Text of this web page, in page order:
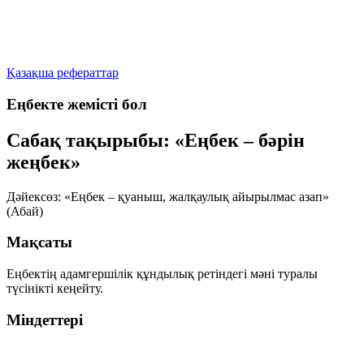
Қазақша рефераттар
Еңбекте жемісті бол
Сабақ тақырыбы: «Еңбек – бәрін
жеңбек»
Дәйексөз: «Еңбек – қуаныш, жалқаулық айырылмас азап»
(Абай)
Мақсаты
Еңбектің адамгершілік құндылық ретіндегі мәні туралы
түсінікті кеңейту.
Міндеттері